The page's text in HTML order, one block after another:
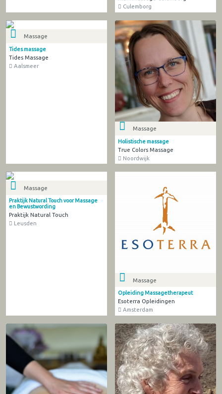
Culemborg
Massage
Tides massage
Tides Massage
Aalsmeer
Massage
Holistische massage
True Colors Massage
Noordwijk
Massage
Praktijk Natural Touch voor Massage
en Bewustwording
Praktijk Natural Touch
Leusden
Massage
Opleiding Massagetherapeut
Esoterra Opleidingen
Amsterdam